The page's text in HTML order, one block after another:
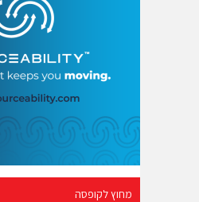
מחוץ לקופסה